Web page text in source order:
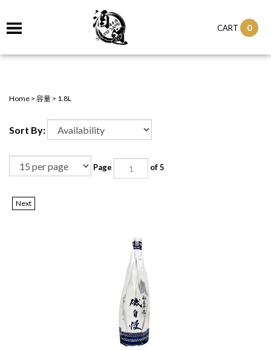
CART 0
Home > 容量 > 1.8L
Sort By:
Page of 5
Next